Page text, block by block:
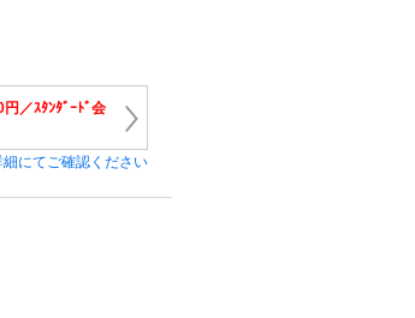
／ｽﾀﾝﾀﾞｰﾄﾞ会
にてご確認ください